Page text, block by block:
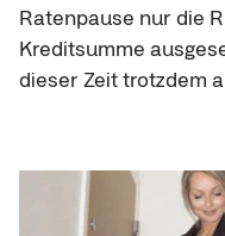
Ratenpause nur die
Kreditsumme
dieser Zeit trotzdem